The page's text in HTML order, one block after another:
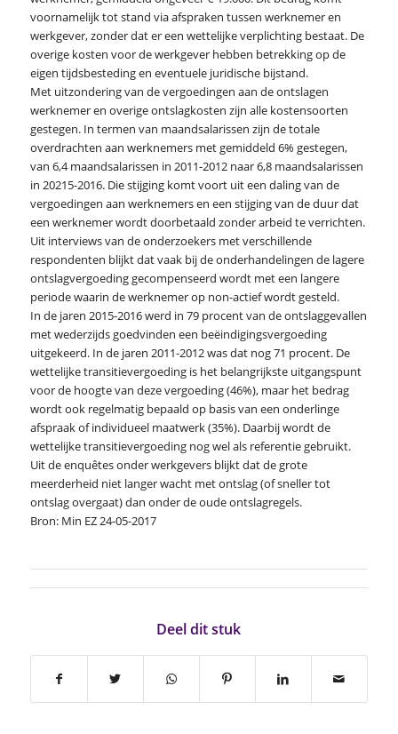
voornamelijk tot stand via afspraken tussen werknemer en
werkgever, zonder dat er een wettelijke verplichting bestaat. De
overige kosten voor de werkgever hebben betrekking op de
eigen tijdsbesteding en eventuele juridische bijstand.
Met uitzondering van de vergoedingen aan de ontslagen
werknemer en overige ontslagkosten zijn alle kostensoorten
gestegen. In termen van maandsalarissen zijn de totale
overdrachten aan werknemers met gemiddeld 6% gestegen,
van 6,4 maandsalarissen in 2011-2012 naar 6,8 maandsalarissen
in 20215-2016. Die stijging komt voort uit een daling van de
vergoedingen aan werknemers en een stijging van de duur dat
een werknemer wordt doorbetaald zonder arbeid te verrichten.
Uit interviews van de onderzoekers met verschillende
respondenten blijkt dat vaak bij de onderhandelingen de lagere
ontslagvergoeding gecompenseerd wordt met een langere
periode waarin de werknemer op non-actief wordt gesteld.
In de jaren 2015-2016 werd in 79 procent van de ontslaggevallen
met wederzijds goedvinden een beëindigingsvergoeding
uitgekeerd. In de jaren 2011-2012 was dat nog 71 procent. De
wettelijke transitievergoeding is het belangrijkste uitgangspunt
voor de hoogte van deze vergoeding (46%), maar het bedrag
wordt ook regelmatig bepaald op basis van een onderlinge
afspraak of individueel maatwerk (35%). Daarbij wordt de
wettelijke transitievergoeding nog wel als referentie gebruikt.
Uit de enquêtes onder werkgevers blijkt dat de grote
meerderheid niet langer wacht met ontslag (of sneller tot
ontslag overgaat) dan onder de oude ontslagregels.
Bron: Min EZ 24-05-2017
Deel dit stuk